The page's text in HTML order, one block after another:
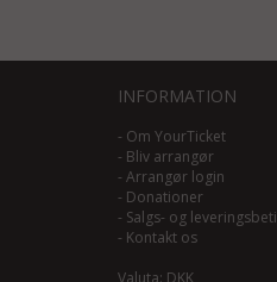
INFORMATION
- Om YourTicket
- Bliv arrangør
- Arrangør login
- Donationer
- Salgs- og
- Kontakt os
Valuta: DKK